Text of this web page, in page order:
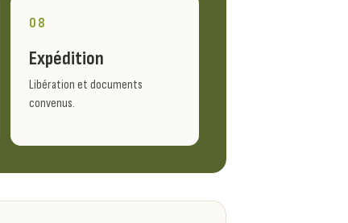
08
Expédition
Libération et documents
convenus.